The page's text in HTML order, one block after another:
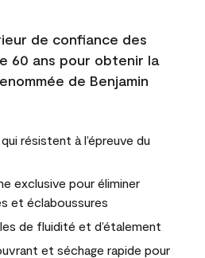
de confiance des
60 ans pour obtenir la
de Benjamin
résistent à l’épreuve du
exclusive pour éliminer
et éclaboussures
de fluidité et d’étalement
et séchage rapide pour